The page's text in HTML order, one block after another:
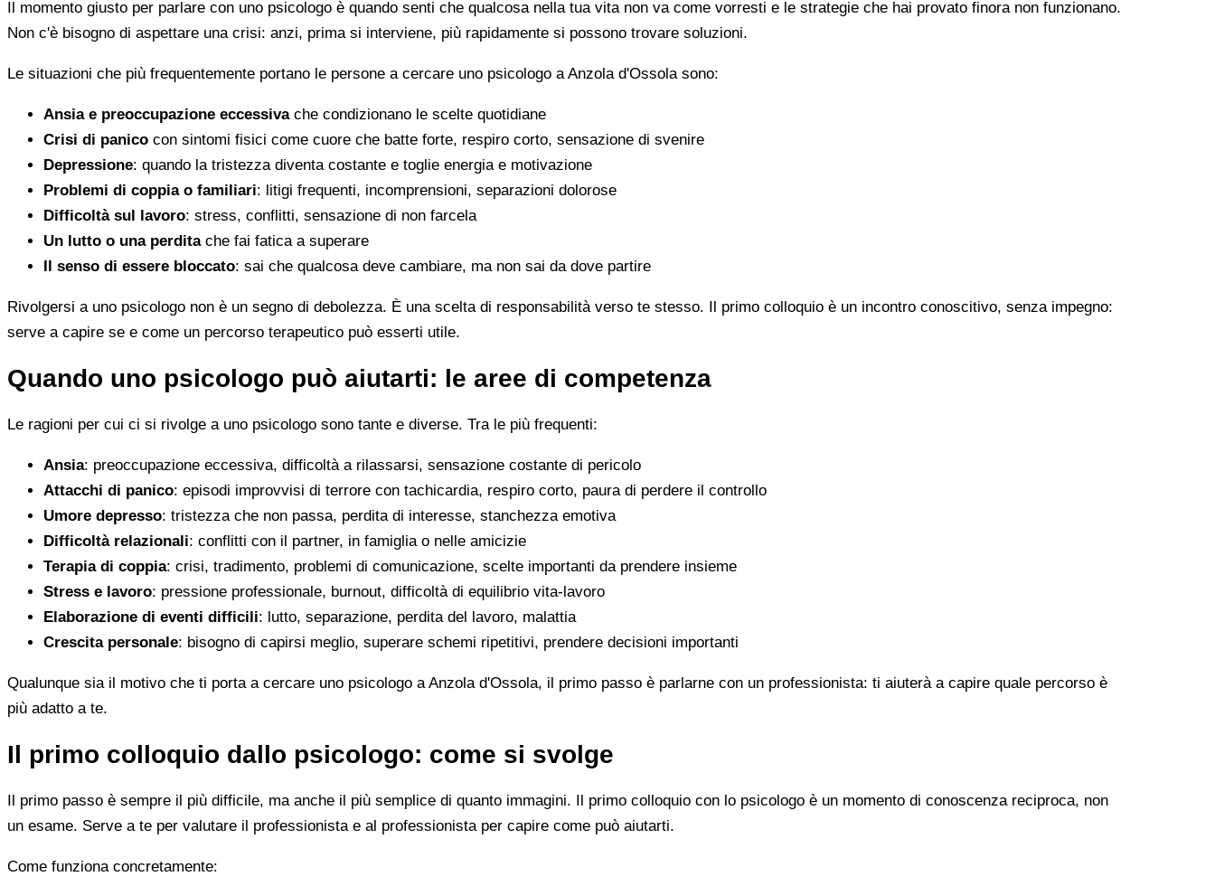
Il momento giusto per parlare con uno psicologo è quando senti che qualcosa nella tua vita non va come vorresti e le strategie che hai provato finora non funzionano.
Non c'è bisogno di aspettare una crisi: anzi, prima si interviene, più rapidamente si possono trovare soluzioni.
Le situazioni che più frequentemente portano le persone a cercare uno psicologo a Anzola d'Ossola sono:
Ansia e preoccupazione eccessivache condizionano le scelte quotidiane
Crisi di panico con sintomi fisici come cuore che batte forte, respiro corto, sensazione di svenire
Depressione: quando la tristezza diventa costante e toglie energia e motivazione
Problemi di coppia o familiari: litigi frequenti, incomprensioni, separazioni dolorose
Difficoltà sul lavoro: stress, conflitti, sensazione di non farcela
Un lutto o una perditache fai fatica a superare
Il senso di essere bloccato: sai che qualcosa deve cambiare, ma non sai da dove partire
Rivolgersi a uno psicologo non è un segno di debolezza. È una scelta di responsabilità verso te stesso. Il primo colloquio è un incontro conoscitivo, senza impegno:
serve a capire se e come un percorso terapeutico può esserti utile.
Quando uno psicologo può aiutarti: le aree di competenza
Le ragioni per cui ci si rivolge a uno psicologo sono tante e diverse. Tra le più frequenti:
Ansia: preoccupazione eccessiva, difficoltà a rilassarsi, sensazione costante di pericolo
Attacchi di panico: episodi improvvisi di terrore con tachicardia, respiro corto, paura di perdere il controllo
Umore depresso: tristezza che non passa, perdita di interesse, stanchezza emotiva
Difficoltà relazionali: conflitti con il partner, in famiglia o nelle amicizie
Terapia di coppia: crisi, tradimento, problemi di comunicazione, scelte importanti da prendere insieme
Stress e lavoro: pressione professionale, burnout, difficoltà di equilibrio vita-lavoro
Elaborazione di eventi difficili: lutto, separazione, perdita del lavoro, malattia
Crescita personale: bisogno di capirsi meglio, superare schemi ripetitivi, prendere decisioni importanti
Qualunque sia il motivo che ti porta a cercare uno psicologo a Anzola d'Ossola, il primo passo è parlarne con un professionista: ti aiuterà a capire quale percorso è
più adatto a te.
Il primo colloquio dallo psicologo: come si svolge
Il primo passo è sempre il più difficile, ma anche il più semplice di quanto immagini. Il primo colloquio con lo psicologo è un momento di conoscenza reciproca, non
un esame. Serve a te per valutare il professionista e al professionista per capire come può aiutarti.
Come funziona concretamente: